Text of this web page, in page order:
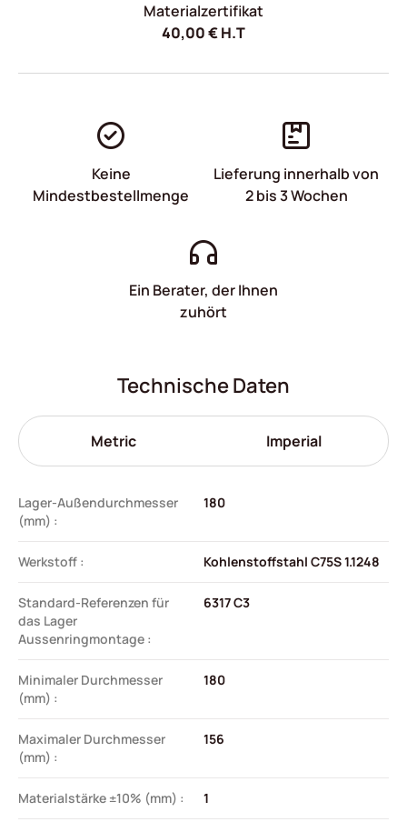
Materialzertifikat
40,00€H.T
Keine
Mindestbestellmenge
Lieferung innerhalb von
2 bis 3 Wochen
Ein Berater, der Ihnen
zuhört
Technische Daten
Metric Imperial
Lager-Außendurchmesser
(mm) :
180
Werkstoff : Kohlenstoffstahl C75S 1.1248
Standard-Referenzen für
das Lager
Aussenringmontage :
6317 C3
Minimaler Durchmesser
(mm) :
180
Maximaler Durchmesser
(mm) :
156
Materialstärke ±10% (mm) : 1